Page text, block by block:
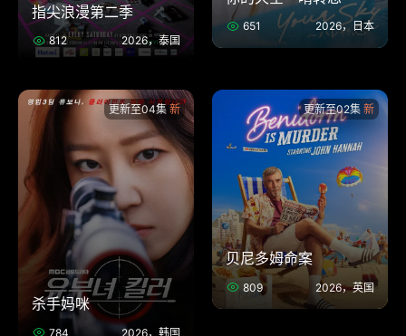
指尖浪漫第二季
812 2026，泰国
651 2026，日本
更新至04集
杀手妈咪
784 2026，韩国
更新至02集
贝尼多姆命案
809 2026，英国